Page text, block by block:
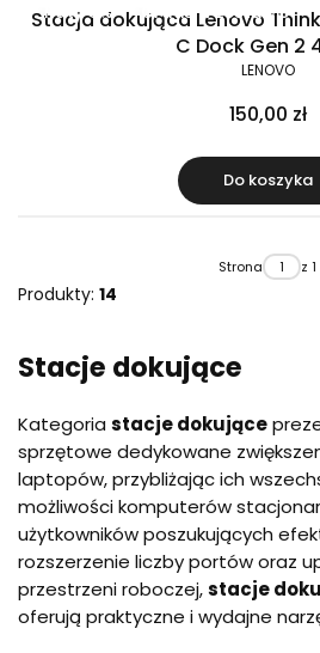
Raty 0% Gratis w zestawie
Stacja dokująca Lenovo
C Dock Gen 2
LENOVO
150,00 zł
Do koszyka
Strona z 1
Produkty: 14
Stacje dokujące
Kategoria stacje dokujące
sprzętowe dedykowane
laptopów, przybliżając ich
możliwości komputerów
użytkowników poszukujących
rozszerzenie liczby portów oraz
przestrzeni roboczej,stacje
oferują praktyczne i wydajne